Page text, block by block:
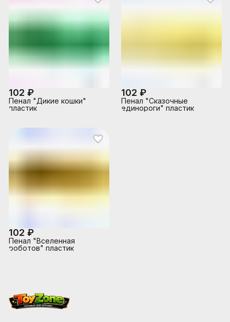
102 ₽
Пенал "Дикие кошки"
пластик
102 ₽
Пенал "Сказочные
единороги" пластик
102 ₽
Пенал "Вселенная
роботов" пластик